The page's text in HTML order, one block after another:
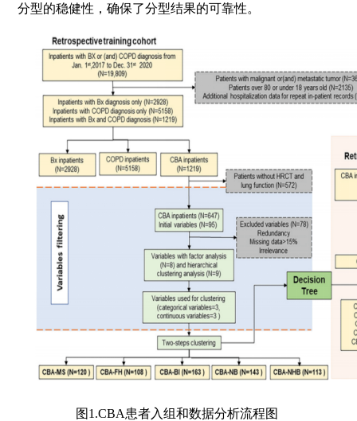
分型的稳健性，确保了分型结果的可靠性。
图1.CBA患者入组和数据分析流程图